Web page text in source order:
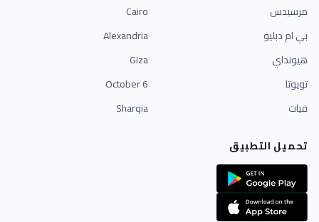
مرسيدس
بي ام دبليو
هيونداي
تويوتا
فيات
Cairo
Alexandria
Giza
6 October
Sharqia
تحميل التطبيق